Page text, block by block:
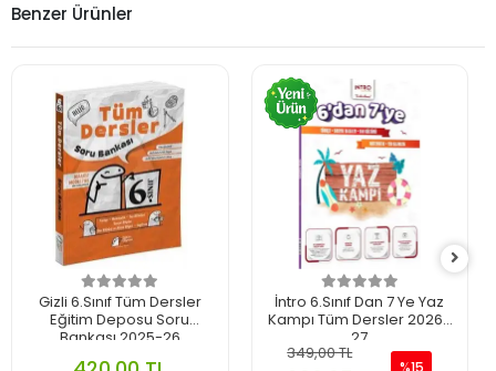
Benzer Ürünler
Gizli 6.Sınıf Tüm Dersler
Eğitim Deposu Soru
Bankası 2025-26
İntro 6.Sınıf Dan 7 Ye Yaz
Kampı Tüm Dersler 2026-
27
349,00 TL